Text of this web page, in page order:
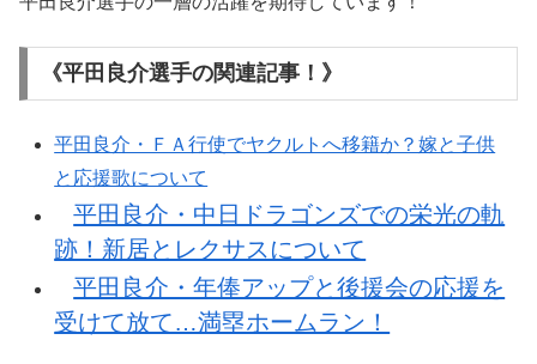
《平田良介選手の関連記事！》
平田良介・ＦＡ行使でヤクルトへ移籍か？嫁と子供
と応援歌について
平田良介・中日ドラゴンズでの栄光の軌
跡！新居とレクサスについて
平田良介・年俸アップと後援会の応援を
受けて放て…満塁ホームラン！